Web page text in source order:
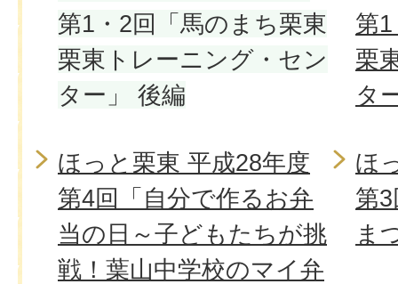
第1・2回「馬のまち栗東
栗東トレーニング・セン
ター」 後編
第
栗
タ
ほっと栗東 平成28年度
第4回「自分で作るお弁
当の日～子どもたちが挑
戦！葉山中学校のマイ弁
ほ
第
ま